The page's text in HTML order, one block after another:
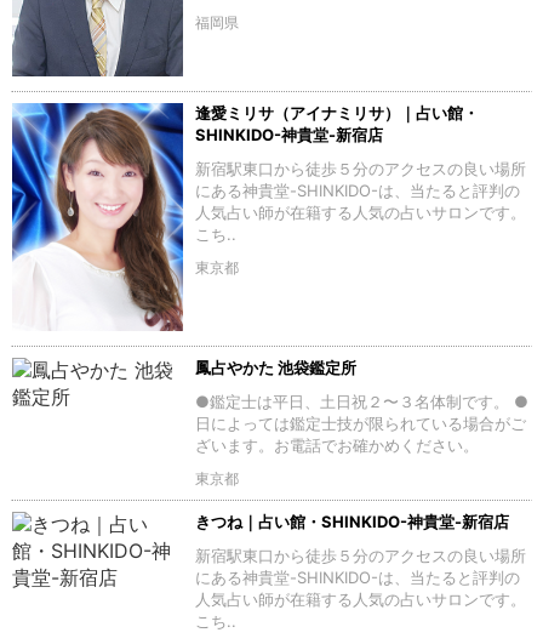
福岡県
逢愛ミリサ（アイナミリサ）｜占い館・
SHINKIDO-神貴堂-新宿店
新宿駅東口から徒歩５分のアクセスの良い場所
にある神貴堂-SHINKIDO-は、当たると評判の
人気占い師が在籍する人気の占いサロンです。
こち..
東京都
鳳占やかた 池袋鑑定所
●鑑定士は平日、土日祝２〜３名体制です。 ●
日によっては鑑定士技が限られている場合がご
ざいます。お電話でお確かめください。
東京都
きつね｜占い館・SHINKIDO-神貴堂-新宿店
新宿駅東口から徒歩５分のアクセスの良い場所
にある神貴堂-SHINKIDO-は、当たると評判の
人気占い師が在籍する人気の占いサロンです。
こち..